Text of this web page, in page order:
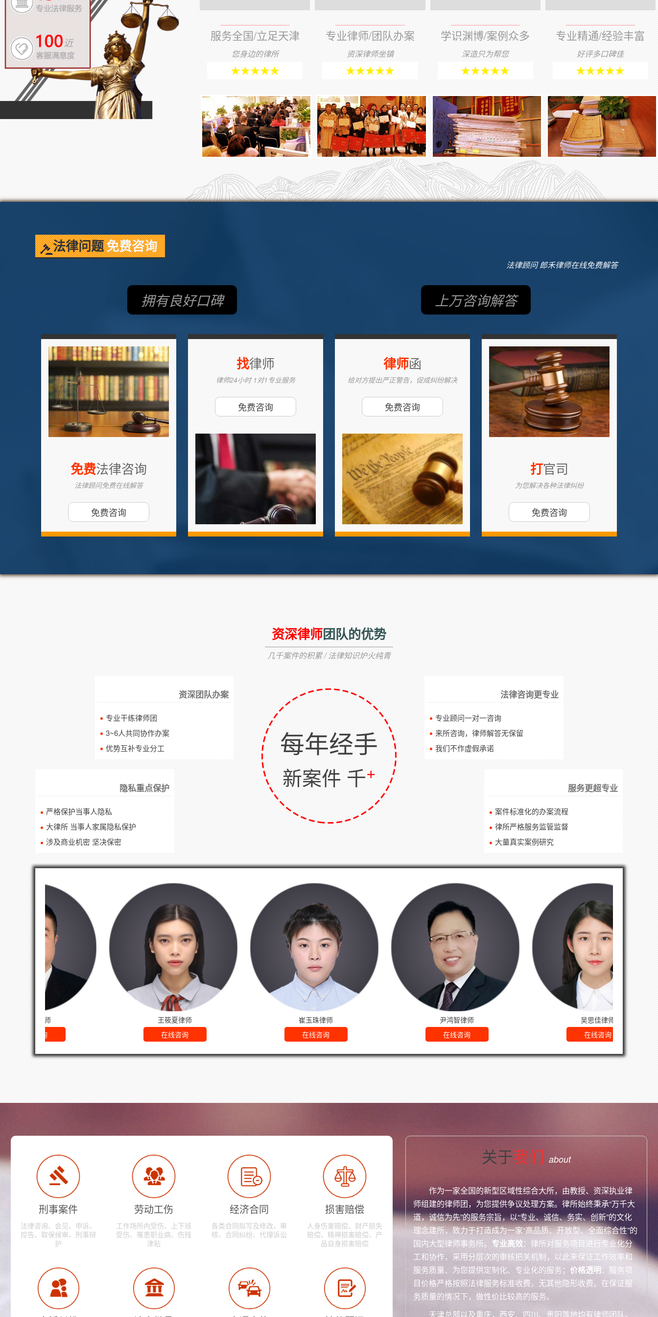
服务全国/立足天津
您身边的律所
★★★★★
专业律师/团队办案
资深律师坐镇
★★★★★
学识渊博/案例众多
深造只为帮您
★★★★★
专业精通/经验丰富
好评多口碑佳
★★★★★
法律问题免费咨询
法律顾问 郎禾律师在线免费解答
拥有良好口碑 上万咨询解答
免费法律咨询
法律顾问免费在线解答
免费咨询
找律师
律师24小时 1对1专业服务
免费咨询
律师函
给对方提出严正警告，促成纠纷解决
免费咨询
打官司
为您解决各种法律纠纷
免费咨询
资深律师团队的优势
几千案件的积累 / 法律知识炉火纯青
资深团队办案
专业干练律师团
3~6人共同协作办案
优势互补专业分工
隐私重点保护
严格保护当事人隐私
大律所 当事人家属隐私保护
涉及商业机密 坚决保密
每年经手
新案件 千+
法律咨询更专业
专业顾问一对一咨询
来所咨询，律师解答无保留
我们不作虚假承诺
服务更超专业
案件标准化的办案流程
律所严格服务监管监督
大量真实案例研究
杨震律师
在线咨询
刑事案件
法律咨询、会见、申诉、
控告、取保候审、刑事辩
护
劳动工伤
工作场所内受伤、上下班
受伤、罹患职业病、伤残
津贴
经济合同
各类合同拟写及修改、审
核、合同纠纷、代理诉讼
损害赔偿
人身伤害赔偿、财产损失
赔偿、精神损害赔偿、产
品自身损害赔偿
关于我们 about
作为一家全国的新型区域性综合大所，由教授、资深执业律
师组建的律师团，为您提供争议处理方案。律所始终秉承“万千大
道，诚信为先”的服务宗旨，以“专业、诚信、务实、创新”的文化
理念建所，致力于打造成为一家“高品质、开放型、全面综合性”的
国内大型律师事务所。 专业高效：律所对服务项目进行专业化分
工和协作，采用分层次的审核把关机制，以此来保证工作效率和
服务质量、为您提供定制化、专业化的服务； 价格透明：服务项
目价格严格按照法律服务标准收费，无其他隐形收费。在保证服
务质量的情况下，做性价比较高的服务。
天津总部以及重庆，西安、四川、贵阳等地均有律师团队。